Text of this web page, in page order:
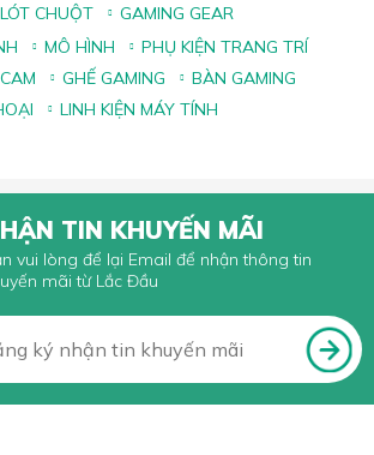
LÓT CHUỘT
GAMING GEAR
MÔ HÌNH
PHỤ KIỆN TRANG TRÍ
GHẾ GAMING
BÀN GAMING
LINH KIỆN MÁY TÍNH
TIN KHUYẾN MÃI
vui lòng để lại Email để nhận thông tin
mãi từ Lắc Đầu